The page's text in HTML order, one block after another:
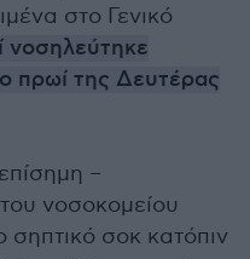
στο Γενικό
νοσηλεύτηκε
πρωί της Δευτέρας
–
νοσοκομείου
σοκ κατόπιν